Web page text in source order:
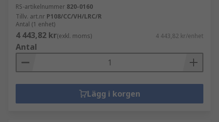
RS-artikelnummer 820-0160
Tillv. art.nr P108/CC/VH/LRC/R
Antal (1 enhet)
4 443,82 kr(exkl. moms) 4 443,82 kr/enhet
Antal
Lägg i korgen